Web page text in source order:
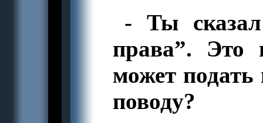
- Ты
права”. Это
может
поводу?